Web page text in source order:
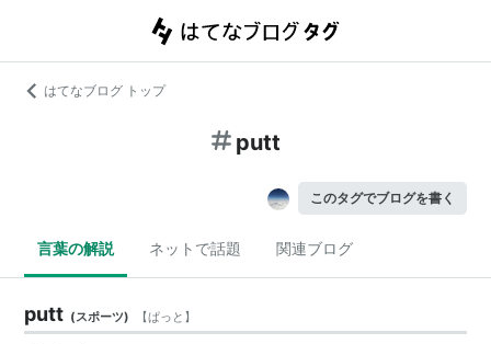
はてなブログ トップ
putt
このタグでブログを書く
言葉の解説 ネットで話題 関連ブログ
putt (スポーツ) 【ぱっと 】